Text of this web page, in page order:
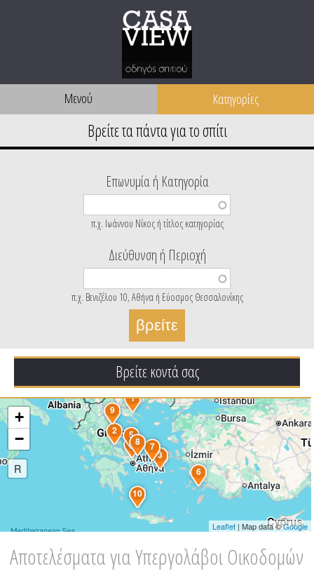
Μενού
Επωνυμία ή Κατηγορία
π.χ. Ιωάννου Νίκος ή τίτλος κατηγορίας
Διεύθυνση ή Περιοχή
π.χ. Βενιζέλου 10, Αθήνα ή Εύοσμος Θεσσαλονίκης
Βρείτε κοντά σας
1
2
3
4
5
6
7
8
9
10
+
−
R
Leaflet| Map data ©Google
Αποτελέσματα για Υπεργολάβοι Οικοδομών